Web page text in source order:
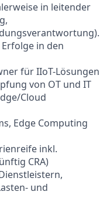
in leitender
in den
für IIoT-Lösungen
von OT und IT
Cloud
Edge Computing
inkl.
CRA)
und